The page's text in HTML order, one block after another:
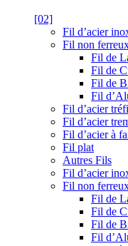
[02]
Fil d’acier
Fil non
Fil de
Fil de
Fil de
Fil
Fil d’acier
Fil d’acier
Fil d’acier à
Fil plat
Autres Fils
Fil d’acier
Fil non
Fil de
Fil de
Fil de
Fil